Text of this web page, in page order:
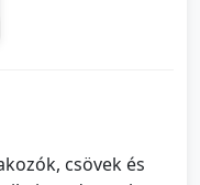
csövek és